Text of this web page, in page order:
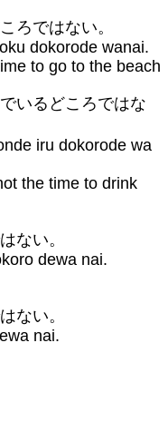
ろではない。
dokorode wanai.
to go to the beach
いるどころではな
iru dokorode wa
the time to drink
ない。
dewa nai.
ない。
nai.